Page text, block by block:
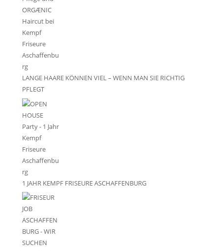
LANGE HAARE KÖNNEN VIEL – WENN MAN SIE RICHTIG
PFLEGT
1 JAHR KEMPF FRISEURE ASCHAFFENBURG